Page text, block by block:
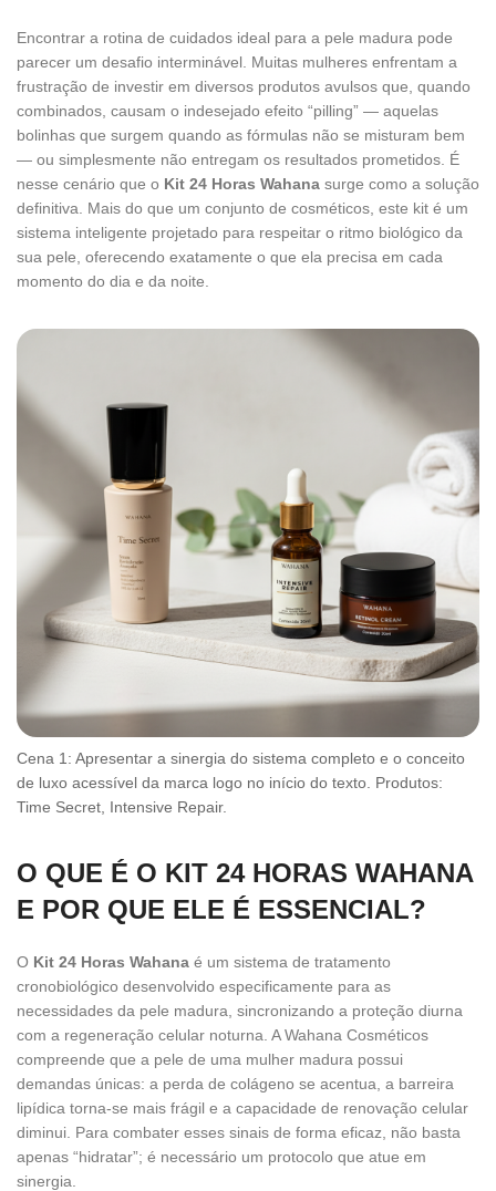
Encontrar a rotina de cuidados ideal para a pele madura pode
parecer um desafio interminável. Muitas mulheres enfrentam a
frustração de investir em diversos produtos avulsos que, quando
combinados, causam o indesejado efeito “pilling” — aquelas
bolinhas que surgem quando as fórmulas não se misturam bem
— ou simplesmente não entregam os resultados prometidos. É
nesse cenário que o Kit 24 Horas Wahana surge como a solução
definitiva. Mais do que um conjunto de cosméticos, este kit é um
sistema inteligente projetado para respeitar o ritmo biológico da
sua pele, oferecendo exatamente o que ela precisa em cada
momento do dia e da noite.
Cena 1: Apresentar a sinergia do sistema completo e o conceito
de luxo acessível da marca logo no início do texto. Produtos:
Time Secret, Intensive Repair.
O QUE É O KIT 24 HORAS WAHANA
E POR QUE ELE É ESSENCIAL?
O Kit 24 Horas Wahana é um sistema de tratamento
cronobiológico desenvolvido especificamente para as
necessidades da pele madura, sincronizando a proteção diurna
com a regeneração celular noturna. A Wahana Cosméticos
compreende que a pele de uma mulher madura possui
demandas únicas: a perda de colágeno se acentua, a barreira
lipídica torna-se mais frágil e a capacidade de renovação celular
diminui. Para combater esses sinais de forma eficaz, não basta
apenas “hidratar”; é necessário um protocolo que atue em
sinergia.